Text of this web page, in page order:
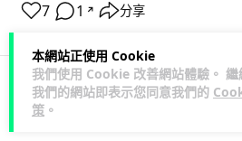
本網站正使用 Cookie
我們使用 Cookie 改善網站體驗。 繼
我們的網站即表示您同意我們的
策 。
7 1 ↗ 分享
科技娛樂 生活娛樂 城中熱話